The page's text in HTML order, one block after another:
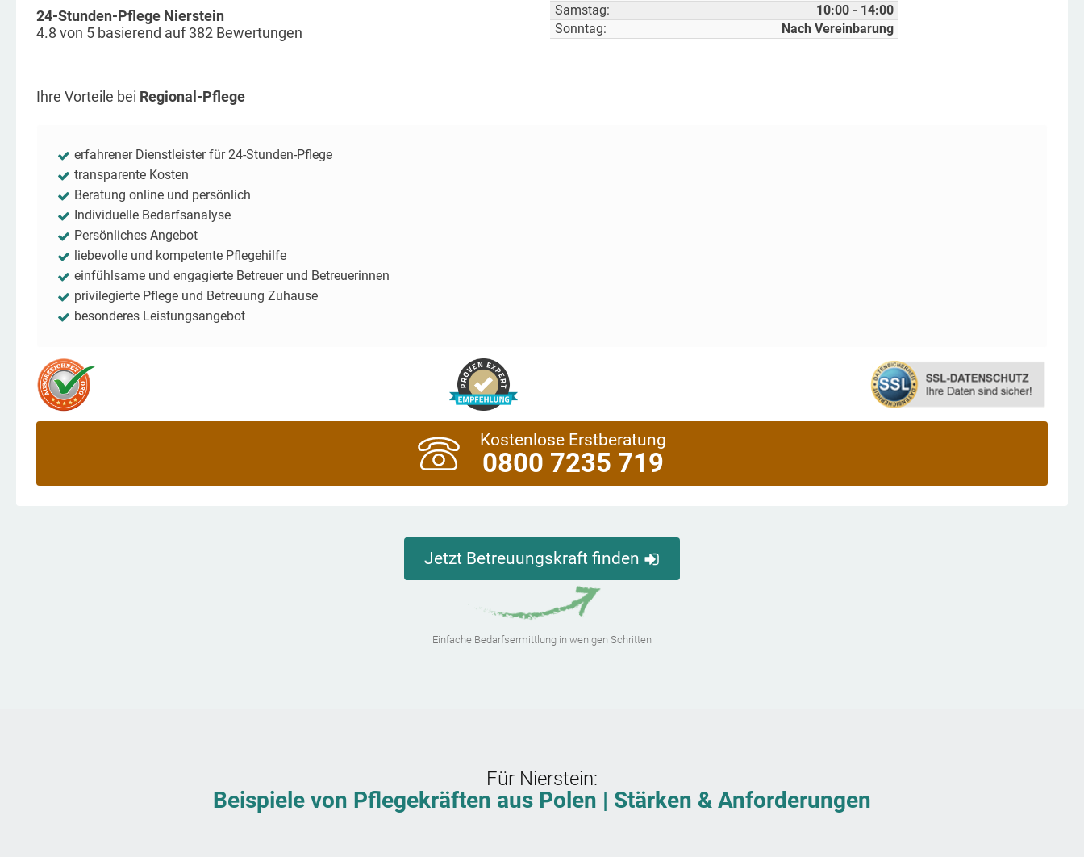
24-Stunden-Pflege Nierstein
4.8 von 5 basierend auf382 Bewertungen
Samstag:
10:00 - 14:00
Sonntag:
Nach Vereinbarung
Ihre Vorteile bei Regional-Pflege
erfahrener Dienstleister für 24-Stunden-Pflege
transparente Kosten
Beratung online und persönlich
Individuelle Bedarfsanalyse
Persönliches Angebot
liebevolle und kompetente Pflegehilfe
einfühlsame und engagierte Betreuer und Betreuerinnen
privilegierte Pflege und Betreuung Zuhause
besonderes Leistungsangebot
Kostenlose Erstberatung
0800 7235 719
Jetzt Betreuungskraft finden
Einfache Bedarfsermittlung in wenigen Schritten
Für Nierstein:
Beispiele von Pflegekräften aus Polen | Stärken & Anforderungen